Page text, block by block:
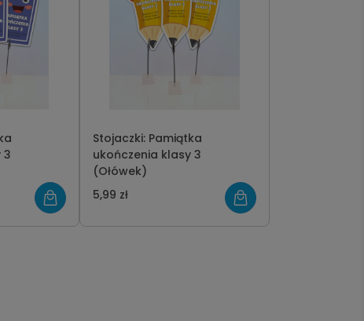
3
Stojaczki: Pamiątka
ukończenia klasy 3
(Ołówek)
5,99 zł